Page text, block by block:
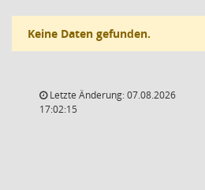
Keine Daten gefunden.
Letzte Änderung: 07.08.2026
17:02:15